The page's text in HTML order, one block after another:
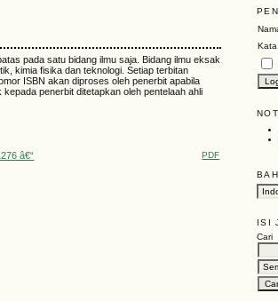
ISI
Cari
pada satu bidang ilmu saja. Bidang ilmu eksak
kimia fisika dan teknologi. Setiap terbitan
ISBN akan diproses oleh penerbit apabila
penerbit ditetapkan oleh pentelaah ahli
â€“
PDF